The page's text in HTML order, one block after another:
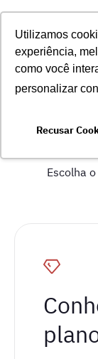
Utilizamos
experiência,
como você
personalizar
Recusar
Escolha